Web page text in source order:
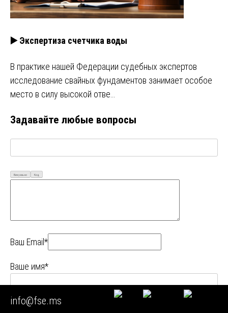
▶️ Экспертиза счетчика воды
В практике нашей Федерации судебных экспертов
исследование свайных фундаментов занимает особое
место в силу высокой отве…
Задавайте любые вопросы
Визуально Код
Ваш Email*
Ваше имя*
Ваш телефон
info@fse.ms